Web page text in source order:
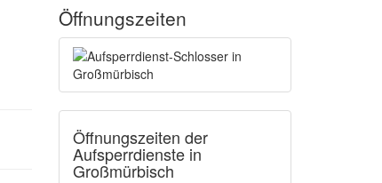
Öffnungszeiten
Öffnungszeiten der
Aufsperrdienste in
Großmürbisch